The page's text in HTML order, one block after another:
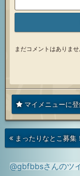
まだコメントはありませ
マイメニューに
次
の
投
まったりなとこ募集！
@gbfbbsさんのツ